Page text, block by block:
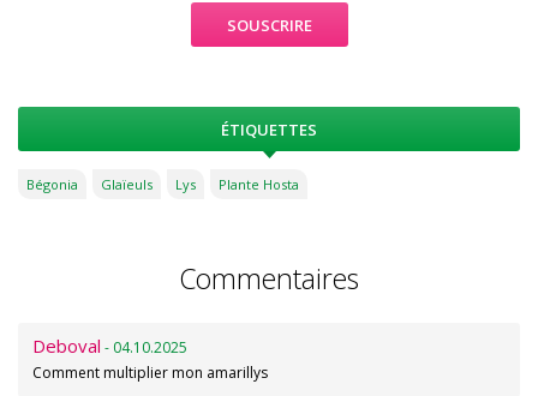
ÉTIQUETTES
Bégonia Glaïeuls Lys Plante Hosta
Commentaires
Deboval - 04.10.2025
Comment multiplier mon amarillys